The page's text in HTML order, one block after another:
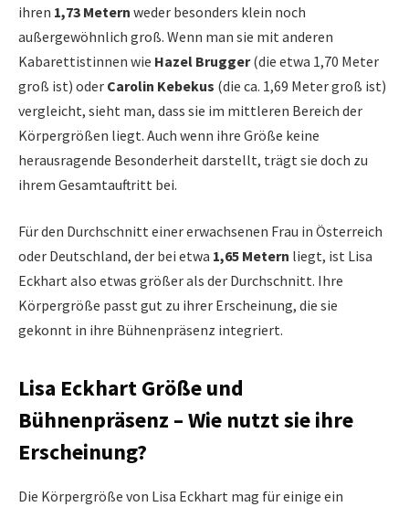
ihren 1,73 Metern weder besonders klein noch
außergewöhnlich groß. Wenn man sie mit anderen
Kabarettistinnen wie Hazel Brugger(die etwa 1,70 Meter
groß ist) oder Carolin Kebekus (die ca. 1,69 Meter groß ist)
vergleicht, sieht man, dass sie im mittleren Bereich der
Körpergrößen liegt. Auch wenn ihre Größe keine
herausragende Besonderheit darstellt, trägt sie doch zu
ihrem Gesamtauftritt bei.
Für den Durchschnitt einer erwachsenen Frau in Österreich
oder Deutschland, der bei etwa 1,65 Metern liegt, ist Lisa
Eckhart also etwas größer als der Durchschnitt. Ihre
Körpergröße passt gut zu ihrer Erscheinung, die sie
gekonnt in ihre Bühnenpräsenz integriert.
Lisa Eckhart Größe und
Bühnenpräsenz – Wie nutzt sie ihre
Erscheinung?
Die Körpergröße von Lisa Eckhart mag für einige ein